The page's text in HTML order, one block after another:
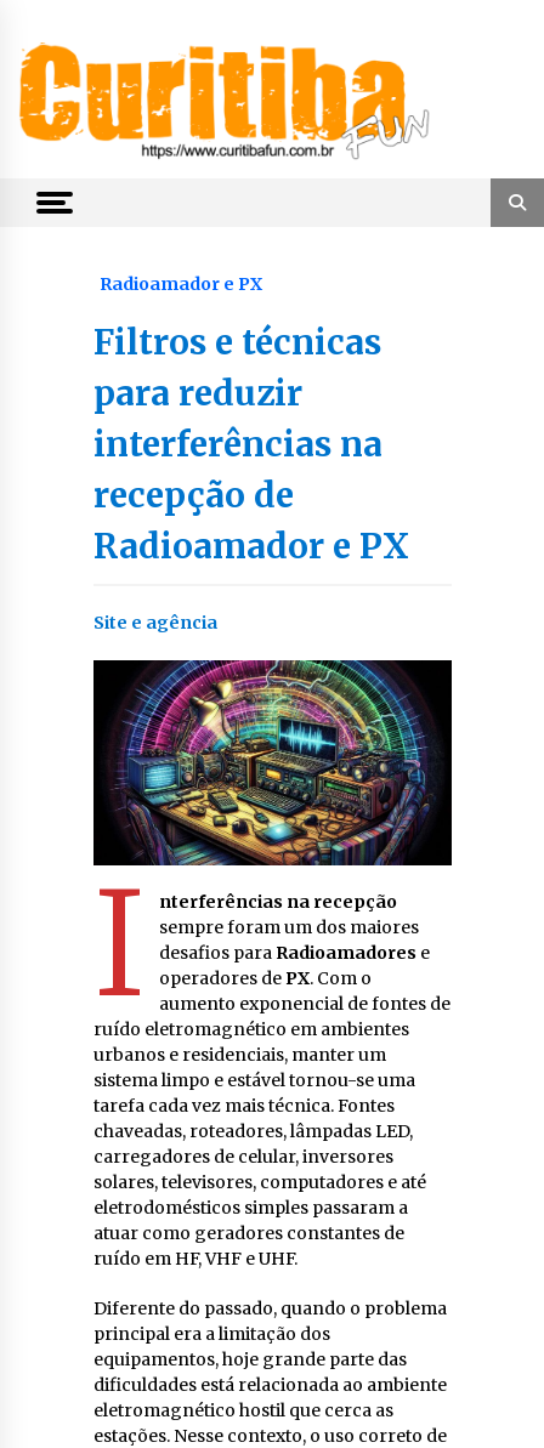
content
CuritibaFun
Radioamador e PX
Filtros e técnicas
para reduzir
interferências na
recepção de
Radioamador e PX
Site e agência
I nterferências na recepção
sempre foram um dos maiores
desafios para Radioamadores e
operadores dePX. Com o
aumento exponencial de fontes de
ruído eletromagnético em ambientes
urbanos e residenciais, manter um
sistema limpo e estável tornou-se uma
tarefa cada vez mais técnica. Fontes
chaveadas, roteadores, lâmpadas LED,
carregadores de celular, inversores
solares, televisores, computadores e até
eletrodomésticos simples passaram a
atuar como geradores constantes de
ruído em HF, VHF e UHF.
Diferente do passado, quando o problema
principal era a limitação dos
equipamentos, hoje grande parte das
dificuldades está relacionada ao ambiente
eletromagnético hostil que cerca as
estações. Nesse contexto, o uso correto de